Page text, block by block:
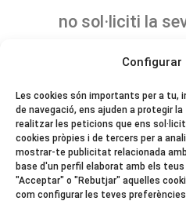
Configurar
Les cookies són importants per a tu,
de navegació, ens ajuden a protegir
realitzar les peticions que ens
cookies pròpies i de tercers per a
mostrar-te publicitat relacionada
base d'un perfil elaborat amb els
"Acceptar" o "Rebutjar" aquelles
com configurar les teves
no sol·liciti la
registre i durant
establert per la
durada mínima
La base de
tractament de